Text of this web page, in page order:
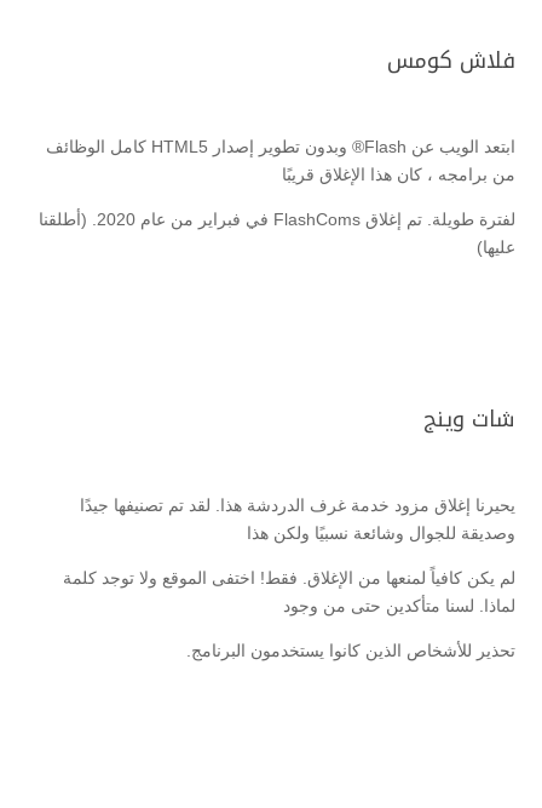
فلاش كومس
ابتعد الويب عن Flash® وبدون تطوير إصدار HTML5 كامل الوظائف
من برامجه ، كان هذا الإغلاق قريبًا
لفترة طويلة. تم إغلاق FlashComs في فبراير من عام 2020. (أطلقنا
عليها)
شات وينج
يحيرنا إغلاق مزود خدمة غرف الدردشة هذا. لقد تم تصنيفها جيدًا
وصديقة للجوال وشائعة نسبيًا ولكن هذا
لم يكن كافياً لمنعها من الإغلاق. فقط! اختفى الموقع ولا توجد كلمة
لماذا. لسنا متأكدين حتى من وجود
تحذير للأشخاص الذين كانوا يستخدمون البرنامج.